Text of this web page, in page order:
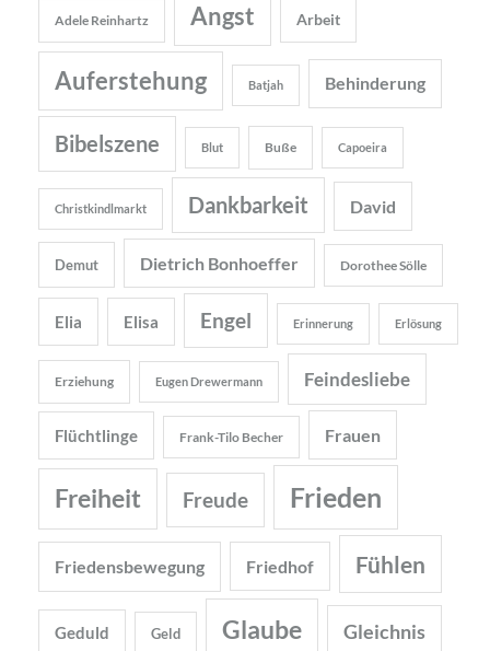
Adele Reinhartz Angst Arbeit
Auferstehung Batjah Behinderung
Bibelszene Blut Buße Capoeira
Christkindlmarkt Dankbarkeit David
Demut Dietrich Bonhoeffer Dorothee Sölle
Elia Elisa Engel Erinnerung Erlösung
Erziehung Eugen Drewermann Feindesliebe
Flüchtlinge Frank-Tilo Becher Frauen
Freiheit Freude Frieden
Friedensbewegung Friedhof Fühlen
Geduld Geld Glaube Gleichnis